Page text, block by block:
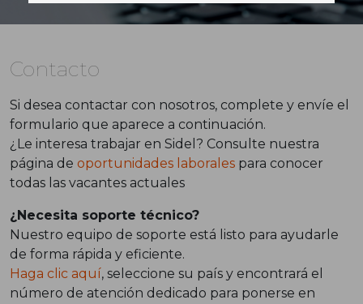
Contacto
Si desea contactar con nosotros, complete y envíe el
formulario que aparece a continuación.
¿Le interesa trabajar en Sidel? Consulte nuestra
página de oportunidades laborales para conocer
todas las vacantes actuales
¿Necesita soporte técnico?
Nuestro equipo de soporte está listo para ayudarle
de forma rápida y eficiente.
Haga clic aquí, seleccione su país y encontrará el
número de atención dedicado para ponerse en